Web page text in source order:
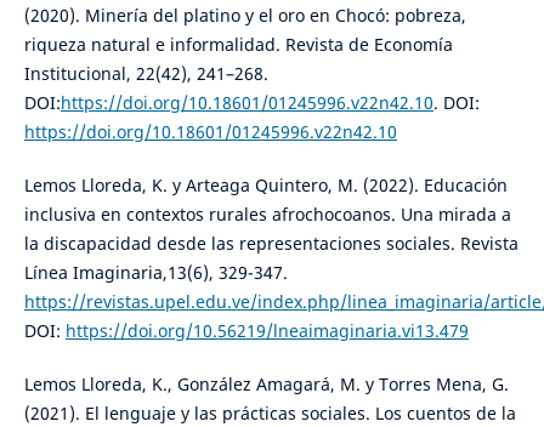
(2020). Minería del platino y el oro en Chocó: pobreza,
riqueza natural e informalidad. Revista de Economía
Institucional, 22(42), 241–268.
DOI:https://doi.org/10.18601/01245996.v22n42.10. DOI:
https://doi.org/10.18601/01245996.v22n42.10
Lemos Lloreda, K. y Arteaga Quintero, M. (2022). Educación
inclusiva en contextos rurales afrochocoanos. Una mirada a
la discapacidad desde las representaciones sociales. Revista
Línea Imaginaria,13(6), 329-347.
https://revistas.upel.edu.ve/index.php/linea_imaginaria/
DOI: https://doi.org/10.56219/lneaimaginaria.vi13.479
Lemos Lloreda, K., González Amagará, M. y Torres Mena, G.
(2021). El lenguaje y las prácticas sociales. Los cuentos de la